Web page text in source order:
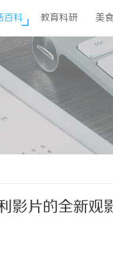
百科 教育科研 美
影片的全新观